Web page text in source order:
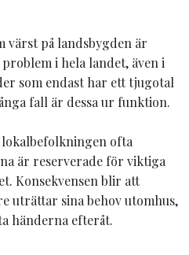
värst på landsbygden är
i hela landet, även i
som endast har ett tjugotal
fall är dessa ur funktion.
ofta
är reserverade för viktiga
Konsekvensen blir att
uträttar sina behov utomhus,
händerna efteråt.